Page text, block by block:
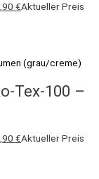
€Aktueller Preis
Tex-100 –
€Aktueller Preis